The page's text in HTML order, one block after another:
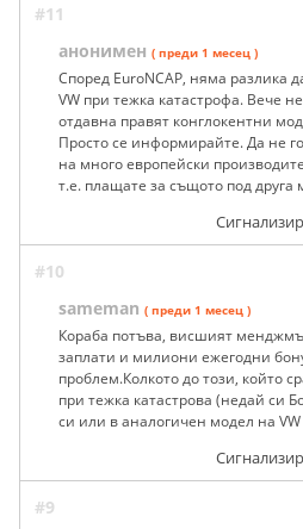
#11
анонимен ( преди 1 месец )
Според EuroNCAP, няма разлика
VW при тежка катастрофа. Вече
отдавна правят конглокентни
Просто се информирайте. Да не
на много европейски
т.е. плащате за същото под друга
#10
sameman ( преди 1 месец )
Кораба потъва, висшият
заплати и милиони ежегодни
проблем.Колкото до този, който
при тежка катастрова (недай си
си или в аналогичен модел на
#9